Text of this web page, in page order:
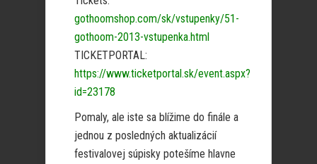
gothoomshop.com/sk/vstupenky/51-
gothoom-2013-vstupenka.html
TICKETPORTAL:
https://www.ticketportal.sk/event.aspx?
id=23178
Pomaly, ale iste sa blížime do finále a
jednou z posledných aktualizácií
festivalovej súpisky potešíme hlavne